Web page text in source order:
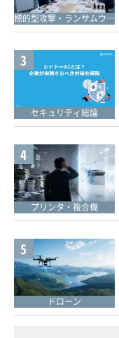
標的型攻撃・ランサムウェア対策
3
セキュリティ総論
4
プリンタ・複合機
5
ドローン